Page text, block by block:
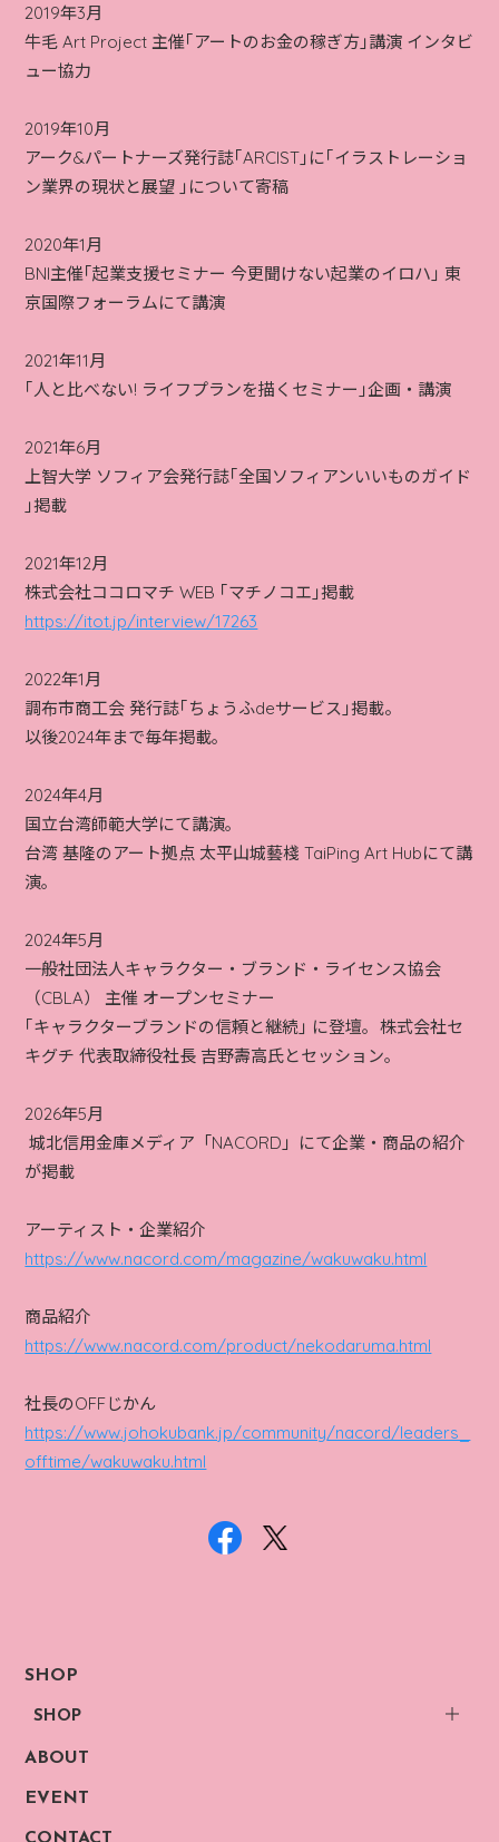
SHOP
SHOP
ABOUT
EVENT
CONTACT
2019年3月
牛毛 Art Project 主催｢アートのお金の稼ぎ方｣講演 インタビ
ュー協力
2019年10月
アーク&パートナーズ発行誌｢ARCIST｣に｢イラストレーショ
ン業界の現状と展望 ｣について寄稿
2020年1月
BNI主催｢起業支援セミナー 今更聞けない起業のイロハ｣ 東
京国際フォーラムにて講演
2021年11月
｢人と比べない! ライフプランを描くセミナー｣企画・講演
2021年6月
上智大学 ソフィア会発行誌｢全国ソフィアンいいものガイド
｣掲載
2021年12月
株式会社ココロマチ WEB ｢マチノコエ｣掲載
https://itot.jp/interview/17263
2022年1月
調布市商工会 発行誌｢ちょうふdeサービス｣掲載。
以後2024年まで毎年掲載｡
2024年4月
国立台湾師範大学にて講演｡
台湾 基隆のアート拠点 太平山城藝棧 TaiPing Art Hubにて講
演｡
2024年5月
一般社団法人キャラクター・ブランド・ライセンス協会
（CBLA） 主催 オープンセミナー
｢キャラクターブランドの信頼と継続｣ に登壇｡ 株式会社セ
キグチ 代表取締役社長 吉野壽高氏とセッション｡
2026年5月
城北信用金庫メディア「NACORD」にて企業・商品の紹介
が掲載
アーティスト・企業紹介
https://www.nacord.com/magazine/wakuwaku.html
商品紹介
https://www.nacord.com/product/nekodaruma.html
社長のOFFじかん
https://www.johokubank.jp/community/nacord/leaders_
offtime/wakuwaku.html